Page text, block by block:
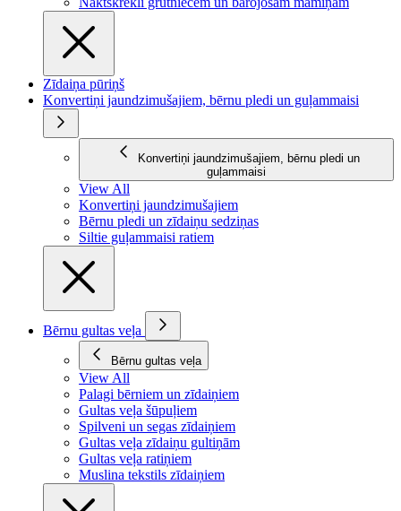
Zīdaiņa pūriņš
Konvertiņi jaundzimušajiem, bērnu pledi un guļammaisi
Konvertiņi jaundzimušajiem, bērnu pledi un
guļammaisi
View All
Konvertiņi jaundzimušajiem
Bērnu pledi un zīdaiņu sedziņas
Siltie guļammaisi ratiem
Bērnu gultas veļa
Bērnu gultas veļa
View All
Palagi bērniem un zīdaiņiem
Gultas veļa šūpuļiem
Spilveni un segas zīdaiņiem
Gultas veļa zīdaiņu gultiņām
Gultas veļa ratiņiem
Muslina tekstils zīdaiņiem